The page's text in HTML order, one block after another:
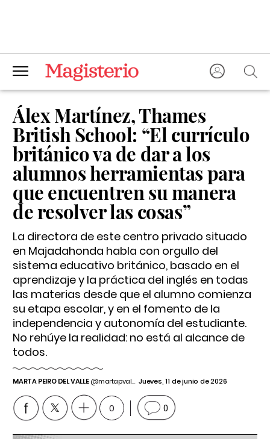
Álex Martínez, Thames
British School: “El currículo
británico va de dar a los
alumnos herramientas para
que encuentren su manera
de resolver las cosas”
La directora de este centro privado situado
en Majadahonda habla con orgullo del
sistema educativo británico, basado en el
aprendizaje y la práctica del inglés en todas
las materias desde que el alumno comienza
su etapa escolar, y en el fomento de la
independencia y autonomía del estudiante.
No rehúye la realidad: no está al alcance de
todos.
MARTA PEIRO DEL VALLE@martapval_ Jueves, 11 de junio de 2026
0 0